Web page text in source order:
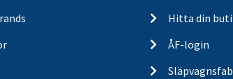
Hitta din
ÅF-login